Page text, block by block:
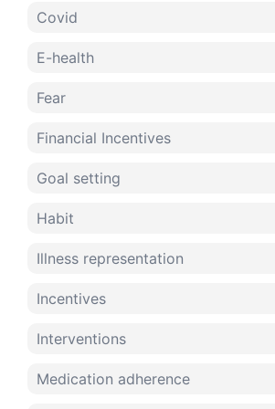
Covid
E-health
Fear
Financial Incentives
Goal setting
Habit
Illness representation
Incentives
Interventions
Medication adherence